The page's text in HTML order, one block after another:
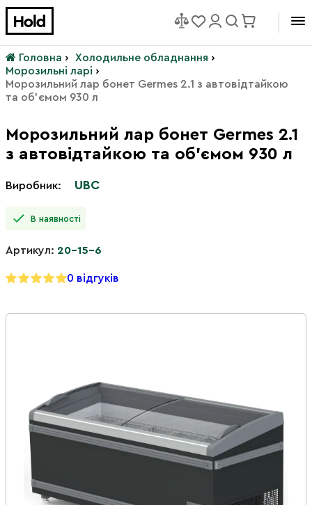
Головна › Холодильне обладнання ›
Морозильні ларі ›
Морозильний лар бонет Germes 2.1 з автовідтайкою
та об'ємом 930 л
Морозильний лар бонет Germes 2.1
з автовідтайкою та об'ємом 930 л
Виробник: UBC
В наявності
Артикул: 20-15-6
0 відгуків